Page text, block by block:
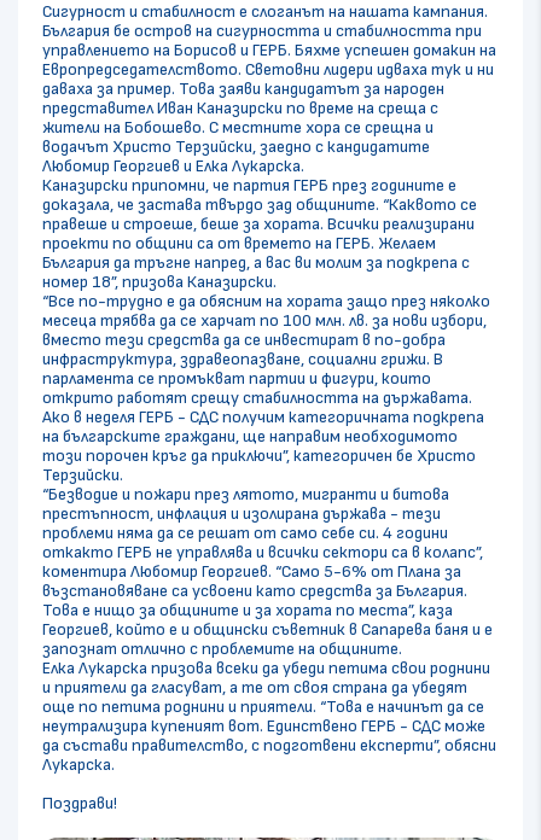
Сигурност и стабилност е слоганът на нашата кампания.
България бе остров на сигурността и стабилността при
управлението на Борисов и ГЕРБ. Бяхме успешен домакин на
Европредседателството. Световни лидери идваха тук и ни
даваха за пример. Това заяви кандидатът за народен
представител Иван Каназирски по време на среща с
жители на Бобошево. С местните хора се срещна и
водачът Христо Терзийски, заедно с кандидатите
Любомир Георгиев и Елка Лукарска.
Каназирски припомни, че партия ГЕРБ през годините е
доказала, че застава твърдо зад общините. “Каквото се
правеше и строеше, беше за хората. Всички реализирани
проекти по общини са от времето на ГЕРБ. Желаем
България да тръгне напред, а вас ви молим за подкрепа с
номер 18”, призова Каназирски.
“Все по-трудно е да обясним на хората защо през няколко
месеца трябва да се харчат по 100 млн. лв. за нови избори,
вместо тези средства да се инвестират в по-добра
инфраструктура, здравеопазване, социални грижи. В
парламента се промъкват партии и фигури, които
открито работят срещу стабилността на държавата.
Ако в неделя ГЕРБ - СДС получим категоричната подкрепа
на българските граждани, ще направим необходимото
този порочен кръг да приключи”, категоричен бе Христо
Терзийски.
“Безводие и пожари през лятото, мигранти и битова
престъпност, инфлация и изолирана държава - тези
проблеми няма да се решат от само себе си. 4 години
откакто ГЕРБ не управлява и всички сектори са в колапс”,
коментира Любомир Георгиев. “Само 5-6% от Плана за
възстановяване са усвоени като средства за България.
Това е нищо за общините и за хората по места”, каза
Георгиев, който е и общински съветник в Сапарева баня и е
запознат отлично с проблемите на общините.
Елка Лукарска призова всеки да убеди петима свои роднини
и приятели да гласуват, а те от своя страна да убедят
още по петима роднини и приятели. “Това е начинът да се
неутрализира купеният вот. Единствено ГЕРБ - СДС може
да състави правителство, с подготвени експерти”, обясни
Лукарска.
Поздрави!